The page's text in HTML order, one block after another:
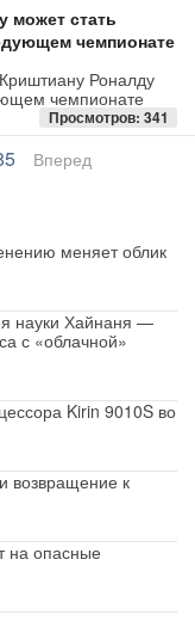
может стать
чемпионате
Роналду
чемпионате
Просмотров: 341
Вперед
меняет облик
науки Хайнаня —
с «облачной»
Kirin 9010S во
возвращение к
на опасные